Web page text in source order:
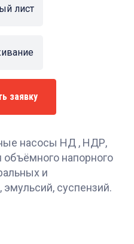
лист
заявку
насосы НД , НДР,
напорного
и
суспензий.